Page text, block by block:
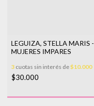
LEGUIZA, STELLA MARIS -
MUJERES IMPARES
3 cuotas sin interés de$10.000
$30.000